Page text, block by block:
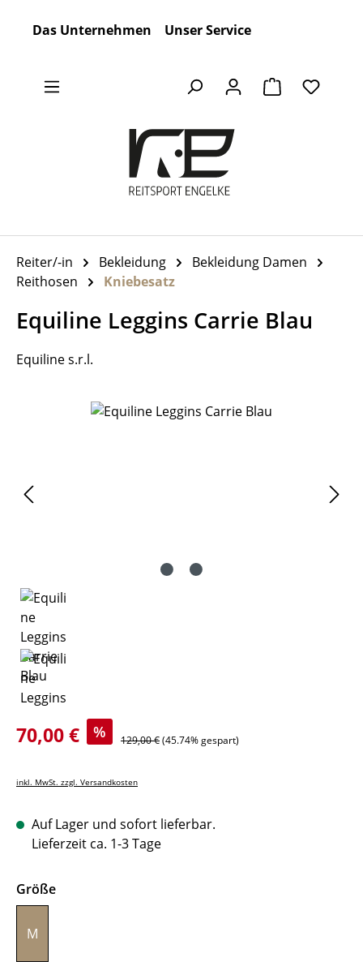
Das Unternehmen Unser Service
Warenkorb
Reiter/-in Bekleidung
Bekleidung Damen
Reithosen
Kniebesatz
Equiline Leggins Carrie Blau
Equiline s.r.l.
Bildergalerie überspringen
Verkaufspreis:
70,00 € % Regulärer Preis:
129,00 €(45.74% gespart)
inkl. MwSt. zzgl. Versandkosten
Auf Lager und sofort lieferbar.
Lieferzeit ca. 1-3 Tage
Größeauswählen
M